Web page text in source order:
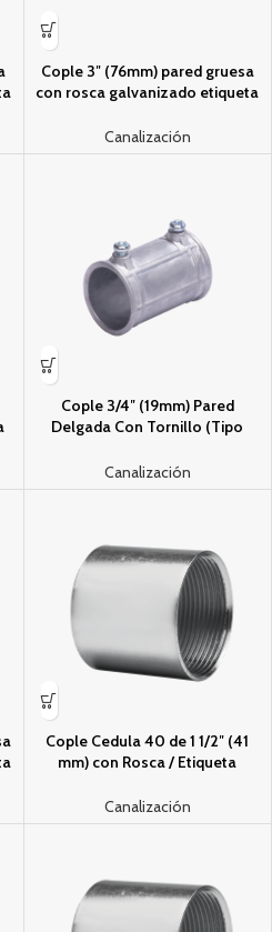
Cople 3″ (76mm) pared gruesa
con rosca galvanizado etiqueta
Canalización
Cople 3/4″ (19mm) Pared
Delgada Con Tornillo (Tipo
Etiqueta Verde.
Canalización
Cople Cedula 40 de 1 1/2″ (41
mm) con Rosca / Etiqueta
Canalización